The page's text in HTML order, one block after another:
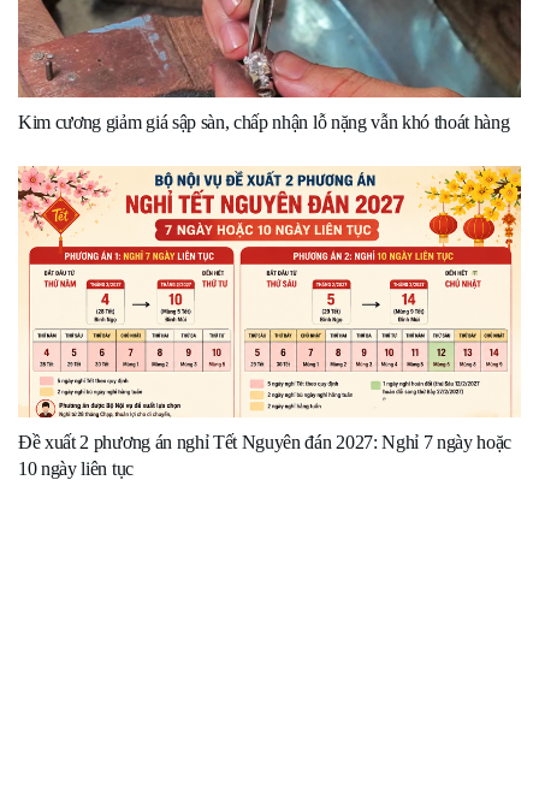
Kim cương giảm giá sập sàn, chấp nhận lỗ nặng vẫn khó thoát hàng
Đề xuất 2 phương án nghỉ Tết Nguyên đán 2027: Nghỉ 7 ngày hoặc
10 ngày liên tục